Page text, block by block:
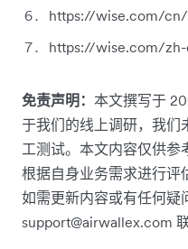
https://wise.com/
https://wise.com/
免责声明： 本文撰写于
于我们的线上调研，我们
工测试。本文内容仅供参
根据自身业务需求进行评
如需更新内容或有任何疑
support@airwallex.com